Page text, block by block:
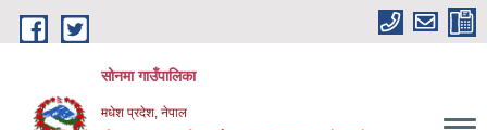
Skip to main content
सोनमा गाउँपालिका
मधेश प्रदेश, नेपाल